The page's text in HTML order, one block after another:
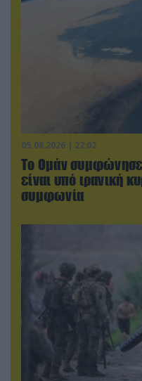
05.08.2026 | 22:02
Το Ομάν συμφώνησε
είναι υπό ιρανική
συμφωνία